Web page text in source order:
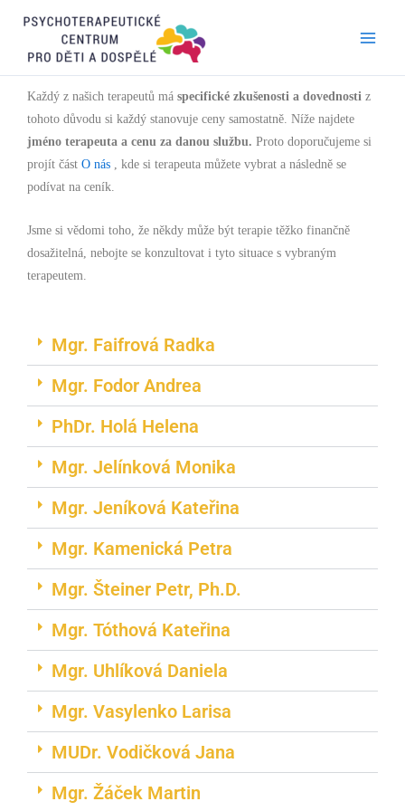
obsah
Každý z našich terapeutů má specifické zkušenosti a dovednosti z
tohoto důvodu si každý stanovuje ceny samostatně. Níže najdete
jméno terapeuta a cenu za danou službu. Proto doporučujeme si
projít část O nás , kde si terapeuta můžete vybrat a následně se
podívat na ceník.
Jsme si vědomi toho, že někdy může být terapie těžko finančně
dosažitelná, nebojte se konzultovat i tyto situace s vybraným
terapeutem.
Mgr. Faifrová Radka
Mgr. Fodor Andrea
PhDr. Holá Helena
Mgr. Jelínková Monika
Mgr. Jeníková Kateřina
Mgr. Kamenická Petra
Mgr. Šteiner Petr, Ph.D.
Mgr. Tóthová Kateřina
Mgr. Uhlíková Daniela
Mgr. Vasylenko Larisa
MUDr. Vodičková Jana
Mgr. Žáček Martin